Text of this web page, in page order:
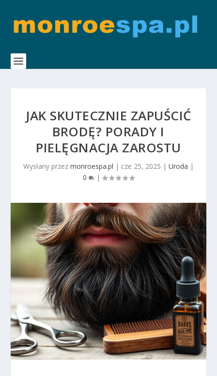
JAK SKUTECZNIE ZAPUŚCIĆ
BRODĘ? PORADY I
PIELĘGNACJA ZAROSTU
Wysłany przez monroespa.pl | cze 25, 2025 | Uroda |
0
|